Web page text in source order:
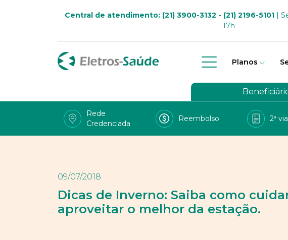
Central de atendimento: (21) 3900-3132 - (21) 2196-5101|
17h
Planos
Quem somos
Governança
Viva Bem
Uso sustentável
Rede
Credenciada
Reembolso 2ª
09/07/2018
Dicas de Inverno: Saiba como
aproveitar o melhor da estação.